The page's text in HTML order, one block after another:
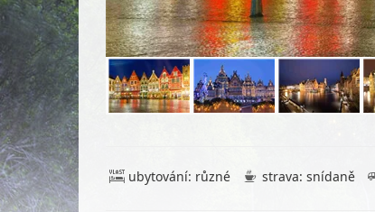
ubytování: různé strava: snídaně